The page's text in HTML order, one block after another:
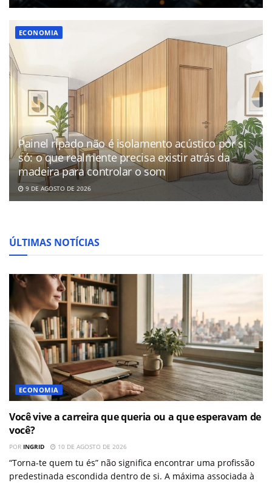
ECONOMIA
Painel ripado não é isolamento acústico por si
só: o que realmente precisa existir atrás da
madeira para controlar o som
9 DE AGOSTO DE 2026
ÚLTIMAS NOTÍCIAS
ECONOMIA
Você vive a carreira que queria ou a que esperavam de
você?
POR INGRID 10 DE AGOSTO DE 2026
“Torna-te quem tu és” não significa encontrar uma profissão
predestinada escondida dentro de si. A máxima associada à